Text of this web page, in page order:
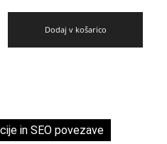
Dodaj v košarico
in SEO povezave